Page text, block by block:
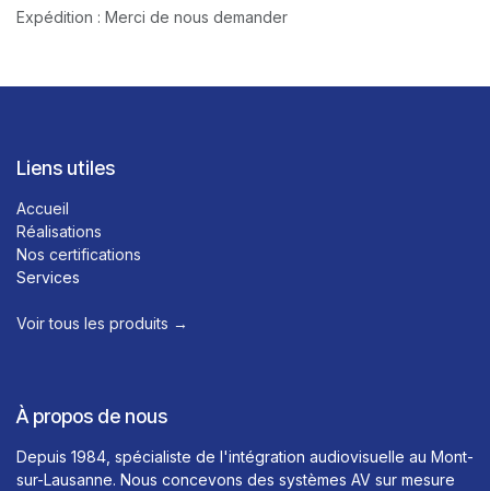
Expédition : Merci de nous demander
Liens utiles
Accueil
Réalisations
Nos certifications
Services
Voir tous les produits →​
À propos de nous
Depuis 1984, spécialiste de l'intégration audiovisuelle au Mont-
sur-Lausanne. Nous concevons des systèmes AV sur mesure